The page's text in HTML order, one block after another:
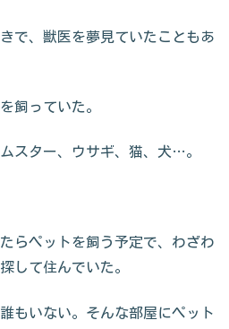
で、獣医を夢見ていたこともあ
飼っていた。
スター、ウサギ、猫、犬…。
らペットを飼う予定で、わざわ
して住んでいた。
もいない。そんな部屋にペット